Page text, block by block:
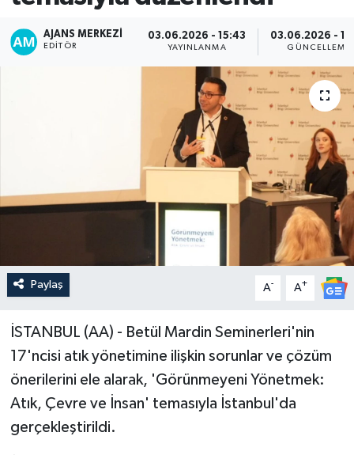
AJANS MERKEZI
EDITÖR
03.06.2026 - 15:43
YAYINLANMA
03.06.2026 -
GÜNCELLEME
Paylaş A- A+
İSTANBUL (AA) - Betül Mardin Seminerleri'nin
17'ncisi atık yönetimine ilişkin sorunlar ve çözüm
önerilerini ele alarak, 'Görünmeyeni Yönetmek:
Atık, Çevre ve İnsan' temasıyla İstanbul'da
gerçekleştirildi.